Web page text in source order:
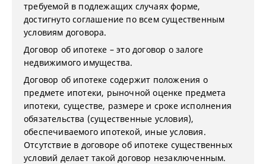
требуемой в подлежащих случаях форме,
достигнуто соглашение по всем существенным
условиям договора.
Договор об ипотеке – это договор о залоге
недвижимого имущества.
Договор об ипотеке содержит положения о
предмете ипотеки, рыночной оценке предмета
ипотеки, существе, размере и сроке исполнения
обязательства (существенные условия),
обеспечиваемого ипотекой, иные условия.
Отсутствие в договоре об ипотеке существенных
условий делает такой договор незаключенным.